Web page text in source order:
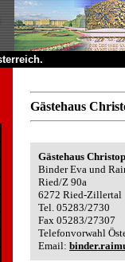
Gästehaus
Gästehaus
Binder Eva und
Ried/Z 90a
6272 Ried-Zillertal
Tel. 05283/2730
Fax 05283/27307
Telefonvorwahl
Email: